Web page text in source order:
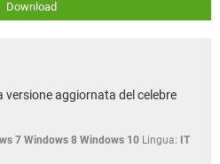
Download
versione aggiornata del celebre
7 Windows 8 Windows 10 Lingua: IT